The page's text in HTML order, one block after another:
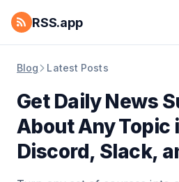
RSS.app
Blog Latest Posts
Get Daily News
About Any Topic
Discord, Slack,